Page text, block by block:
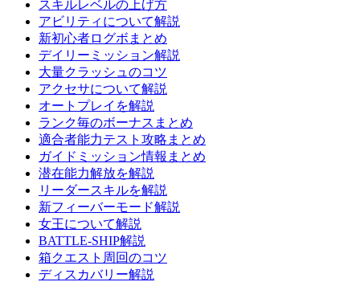
スキルレベルの上げ方
アビリティについて解説
新初心者ログボまとめ
デイリーミッション解説
大量クラッシュのコツ
アクセサについて解説
オートプレイを解説
ランク毎のボーナスまとめ
適合者能力テスト攻略まとめ
ガイドミッション情報まとめ
潜在能力解放を解説
リーダースキルを解説
新フィーバーモード解説
女王について解説
BATTLE-SHIP解説
箱クエスト周回のコツ
ディスカバリー解説